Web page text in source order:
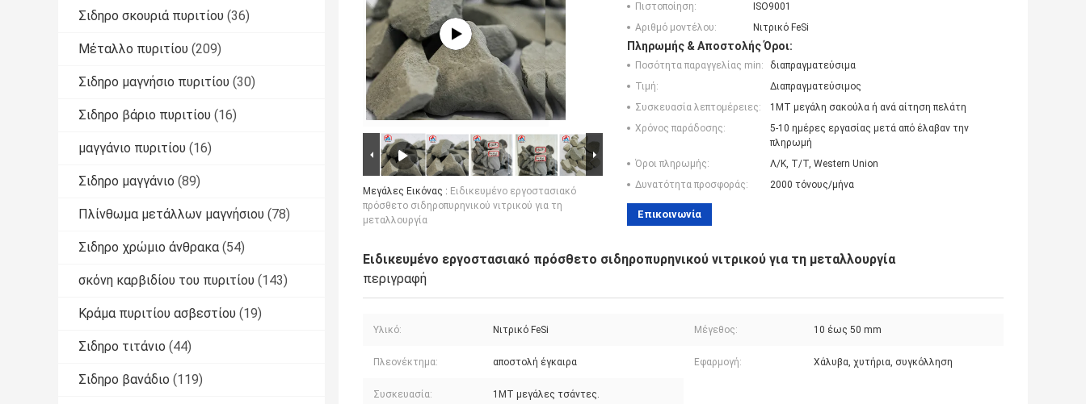
Σιδηρο σκουριά πυριτίου (36)
Μέταλλο πυριτίου (209)
Σιδηρο μαγνήσιο πυριτίου (30)
Σιδηρο βάριο πυριτίου (16)
μαγγάνιο πυριτίου (16)
Σιδηρο μαγγάνιο (89)
Πλίνθωμα μετάλλων μαγνήσιου (78)
Σιδηρο χρώμιο άνθρακα (54)
σκόνη καρβιδίου του πυριτίου (143)
Κράμα πυριτίου ασβεστίου (19)
Σιδηρο τιτάνιο (44)
Σιδηρο βανάδιο (119)
Μεγάλες Εικόνας : Ειδικευμένο εργοστασιακό
πρόσθετο σιδηροπυρηνικού νιτρικού για τη
μεταλλουργία
Πιστοποίηση:
ISO9001
Αριθμό μοντέλου:
Νιτρικό FeSi
Πληρωμής & Αποστολής Όροι:
Ποσότητα παραγγελίας min:
διαπραγματεύσιμα
Τιμή:
Διαπραγματεύσιμος
Συσκευασία λεπτομέρειες:
1ΜΤ μεγάλη σακούλα ή ανά αίτηση πελάτη
Χρόνος παράδοσης:
5-10 ημέρες εργασίας μετά από έλαβαν την
πληρωμή
Όροι πληρωμής:
Λ/Κ, Τ/Τ, Western Union
Δυνατότητα προσφοράς:
2000 τόνους/μήνα
Επικοινωνία
Ειδικευμένο εργοστασιακό πρόσθετο σιδηροπυρηνικού νιτρικού για τη μεταλλουργία
περιγραφή
Υλικό: Νιτρικό FeSi Μέγεθος: 10 έως 50 mm
Πλεονέκτημα: αποστολή έγκαιρα Εφαρμογή: Χάλυβα, χυτήρια, συγκόλληση
Συσκευασία: 1MT μεγάλες τσάντες.